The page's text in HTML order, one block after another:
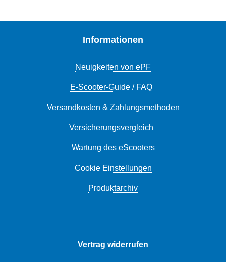
Informationen
Neuigkeiten von ePF
E-Scooter-Guide / FAQ
Versandkosten & Zahlungsmethoden
Versicherungsvergleich
Wartung des eScooters
Cookie Einstellungen
Produktarchiv
Vertrag widerrufen